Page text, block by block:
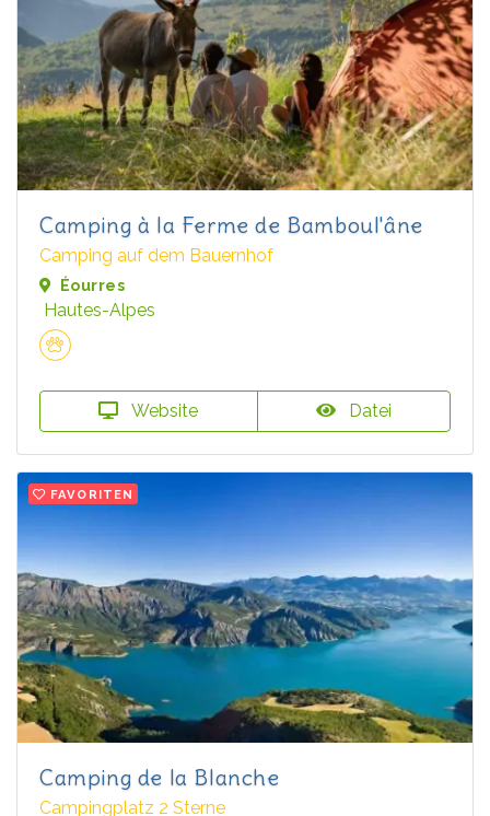
Camping à la Ferme de Bamboul'âne
Camping auf dem Bauernhof
Éourres
Hautes-Alpes
Website Datei
FAVORITEN
Camping de la Blanche
Campingplatz 2 Sterne